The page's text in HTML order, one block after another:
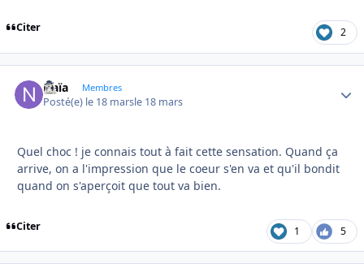
Citer 2
Naïa Membres
Posté(e) le 18 marsle 18 mars
Quel choc ! je connais tout à fait cette sensation. Quand ça
arrive, on a l'impression que le coeur s'en va et qu'il bondit
quand on s'aperçoit que tout va bien.
Citer 1 5